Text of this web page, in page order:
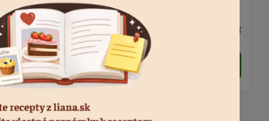
Kód: 7773 > 10 Kód: 5553
0,15 €